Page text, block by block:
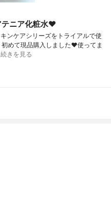
テニア化粧水❤️
ンケアシリーズをトライアルで使
めて現品購入しました❤️使ってま
続きを見る